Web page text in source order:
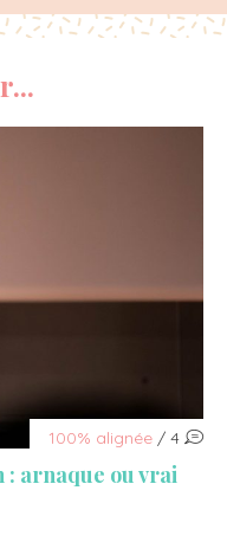
100% alignée / 4
: arnaque ou vrai